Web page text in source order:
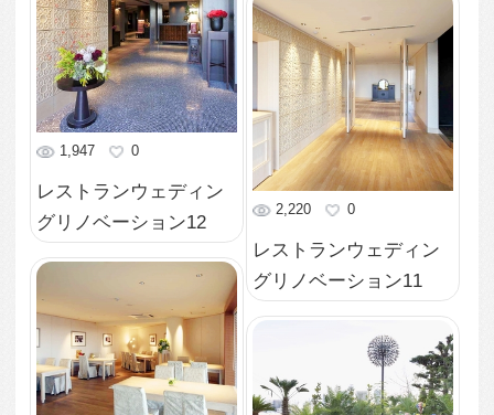
2,072 0
レストランウェディン
グリノベーション04
2,333
レストランウェディン
グリノベーション03
レストランウェディン
グリノベーション02
2,178 0
レストランウェディン
グリノベーション01